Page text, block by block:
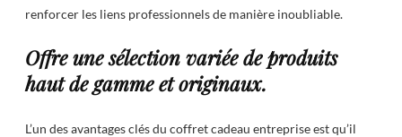
renforcer les liens professionnels de manière inoubliable.
Offre une sélection variée de produits
haut de gamme et originaux.
L’un des avantages clés du coffret cadeau entreprise est qu’il